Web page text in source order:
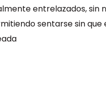
entrelazados, sin
sentarse sin que